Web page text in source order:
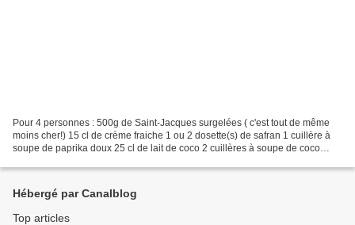
Pour 4 personnes : 500g de Saint-Jacques surgelées ( c'est tout de même
moins cher!) 15 cl de crème fraiche 1 ou 2 dosette(s) de safran 1 cuillère à
soupe de paprika doux 25 cl de lait de coco 2 cuillères à soupe de coco
Hébergé par Canalblog
Top articles